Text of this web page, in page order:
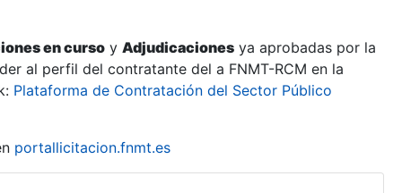
en curso y Adjudicaciones ya aprobadas por la
al perfil del contratante del a FNMT-RCM en la
Plataforma de Contratación del Sector Público
portallicitacion.fnmt.es